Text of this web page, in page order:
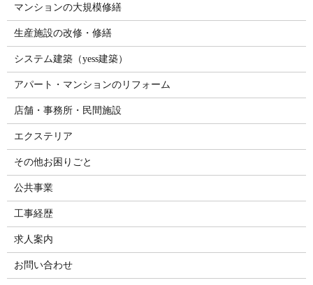
マンションの大規模修繕
生産施設の改修・修繕
システム建築（yess建築）
アパート・マンションのリフォーム
店舗・事務所・民間施設
エクステリア
その他お困りごと
公共事業
工事経歴
求人案内
お問い合わせ